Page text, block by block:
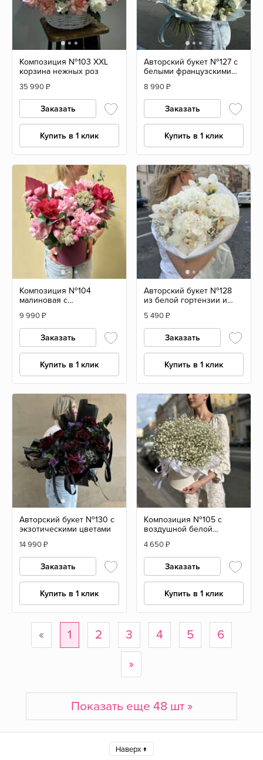
Композиция №103 XXL
корзина нежных роз
35 990₽
Заказать
Купить в 1 клик
Авторский букет №127 с
белыми французскими
8 990₽
Заказать
Купить в 1 клик
Композиция №104
малиновая с
9 990₽
Заказать
Купить в 1 клик
Авторский букет №128
из белой гортензии и
5 490₽
Заказать
Купить в 1 клик
Авторский букет №130 с
экзотическими цветами
14 990₽
Заказать
Купить в 1 клик
Композиция №105 с
воздушной белой
4 650₽
Заказать
Купить в 1 клик
« 1 2 3 4 5
6
»
Показать еще 48 шт »
Наверх ↑